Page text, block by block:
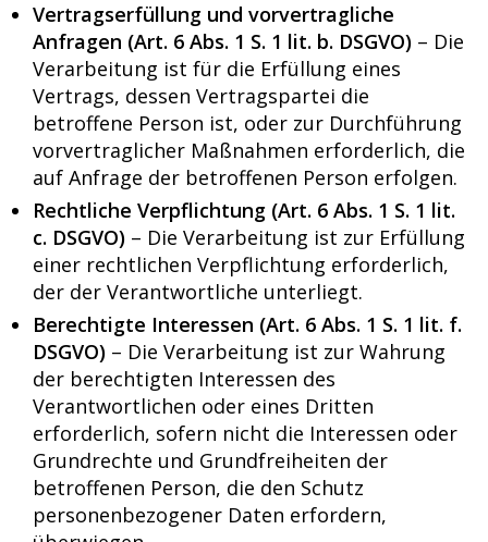
Vertragserfüllung und vorvertragliche
Anfragen (Art. 6 Abs. 1 S. 1 lit. b. DSGVO) – Die
Verarbeitung ist für die Erfüllung eines
Vertrags, dessen Vertragspartei die
betroffene Person ist, oder zur Durchführung
vorvertraglicher Maßnahmen erforderlich, die
auf Anfrage der betroffenen Person erfolgen.
Rechtliche Verpflichtung (Art. 6 Abs. 1 S. 1 lit.
c. DSGVO) – Die Verarbeitung ist zur Erfüllung
einer rechtlichen Verpflichtung erforderlich,
der der Verantwortliche unterliegt.
Berechtigte Interessen (Art. 6 Abs. 1 S. 1 lit. f.
DSGVO) – Die Verarbeitung ist zur Wahrung
der berechtigten Interessen des
Verantwortlichen oder eines Dritten
erforderlich, sofern nicht die Interessen oder
Grundrechte und Grundfreiheiten der
betroffenen Person, die den Schutz
personenbezogener Daten erfordern,